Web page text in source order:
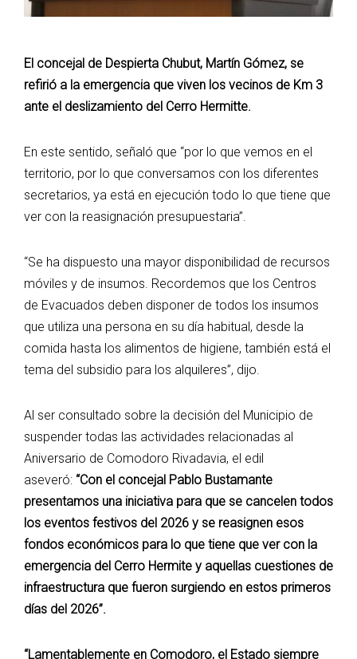
El concejal de Despierta Chubut, Martín Gómez, se
refirió a la emergencia que viven los vecinos de Km 3
ante el deslizamiento del Cerro Hermitte.
En este sentido, señaló que “por lo que vemos en el
territorio, por lo que conversamos con los diferentes
secretarios, ya está en ejecución todo lo que tiene que
ver con la reasignación presupuestaria”.
“Se ha dispuesto una mayor disponibilidad de recursos
móviles y de insumos. Recordemos que los Centros
de Evacuados deben disponer de todos los insumos
que utiliza una persona en su día habitual, desde la
comida hasta los alimentos de higiene, también está el
tema del subsidio para los alquileres”, dijo.
Al ser consultado sobre la decisión del Municipio de
suspender todas las actividades relacionadas al
Aniversario de Comodoro Rivadavia, el edil
aseveró: “Con el concejal Pablo Bustamante
presentamos una iniciativa para que se cancelen todos
los eventos festivos del 2026 y se reasignen esos
fondos económicos para lo que tiene que ver con la
emergencia del Cerro Hermite y aquellas cuestiones de
infraestructura que fueron surgiendo en estos primeros
días del 2026”.
“Lamentablemente en Comodoro, el Estado siempre